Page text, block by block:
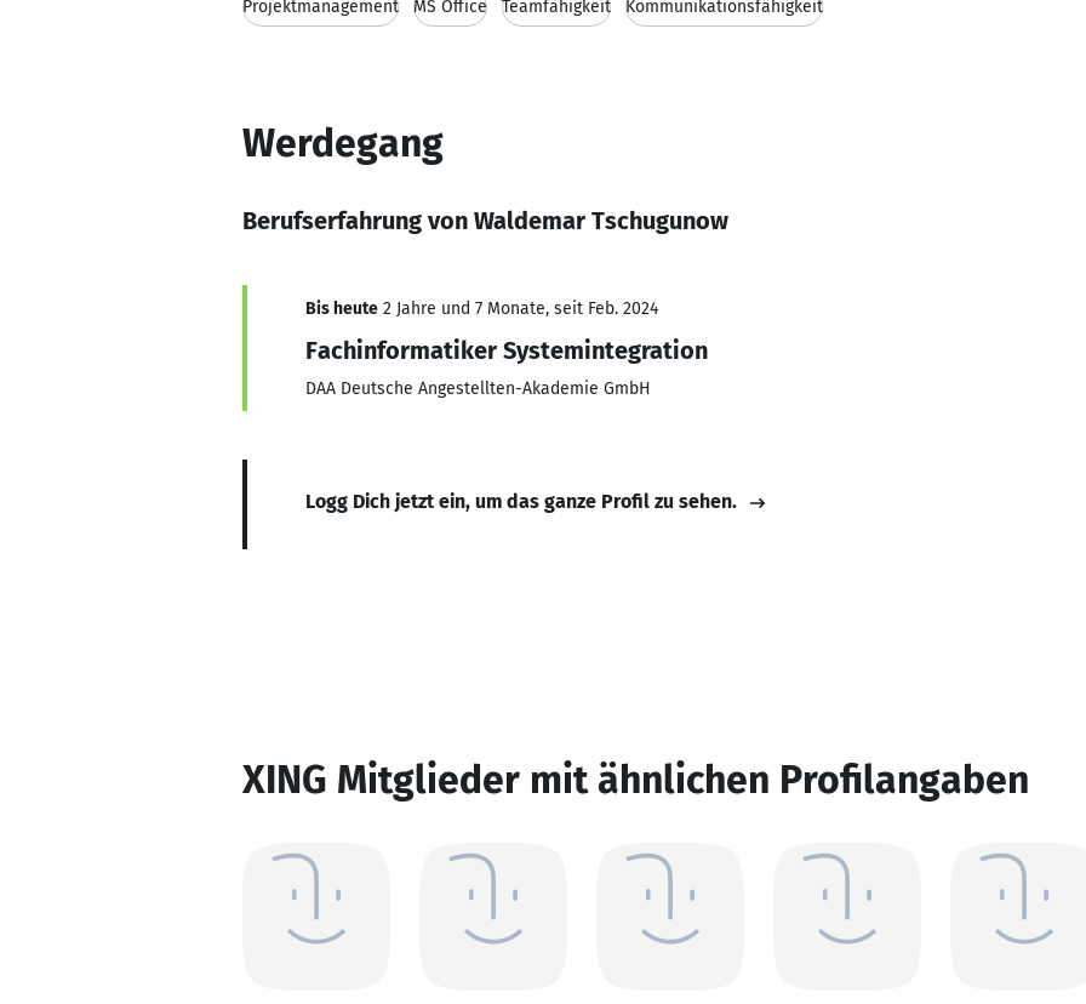
Projektmanagement MS Office Teamfähigkeit Kommunikationsfähigkeit
Werdegang
Berufserfahrung von Waldemar Tschugunow
Bis heute 2 Jahre und 7 Monate, seit Feb. 2024
Fachinformatiker Systemintegration
DAA Deutsche Angestellten-Akademie GmbH
Logg Dich jetzt ein, um das ganze Profil zu sehen.
XING Mitglieder mit ähnlichen Profilangaben